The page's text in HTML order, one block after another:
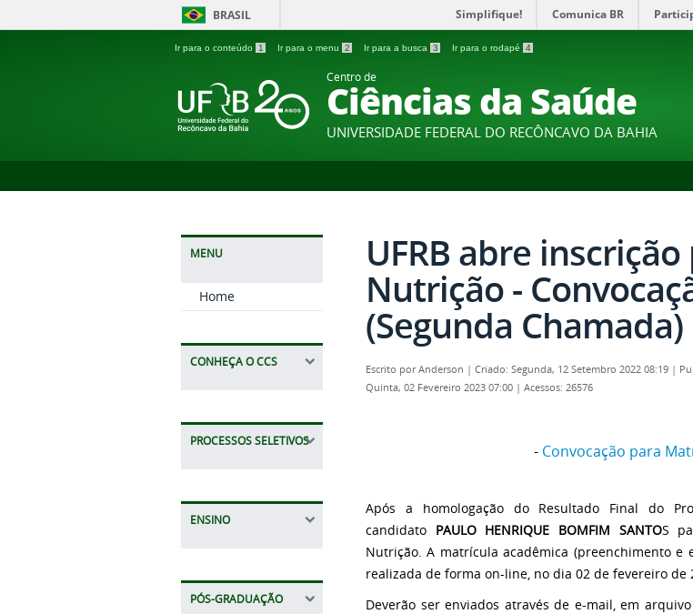
BRASIL Simplifique! Comunica BR
Ir para o conteúdo 1 Ir para o menu 2 Ir para a busca 3 Ir para o rodapé 4
Centro de
Ciências da Saúde
UNIVERSIDADE FEDERAL DO RECÔNCAVO DA BAHIA
MENU
Home
CONHEÇA O CCS
PROCESSOS SELETIVOS
ENSINO
PÓS-GRADUAÇÃO
UFRB abre
Nutrição -
(Segunda Chamada)
Escrito porAnderson | Criado: Segunda, 12 Setembro 2022 08:19 |
Quinta, 02 Fevereiro 2023 07:00 | Acessos: 26576
- Convocação para
Após a homologação do Resultado Final do
candidato PAULO HENRIQUE BOMFIM SANTOS
Nutrição. A matrícula acadêmica (preenchimento
realizada de forma on-line, no dia 02 de fevereiro de
Deverão ser enviados através de e-mail, em